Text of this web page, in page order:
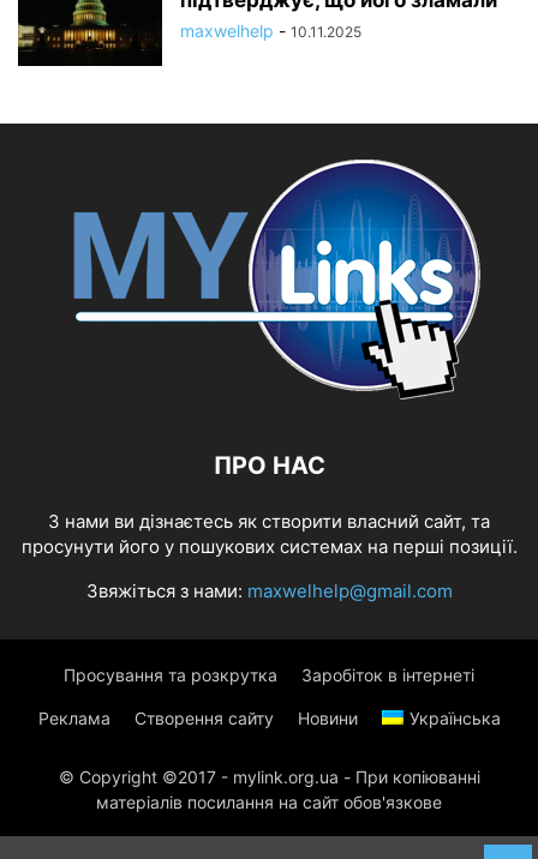
maxwelhelp - 10.11.2025
ПРО НАС
З нами ви дізнаєтесь як створити власний сайт, та
просунути його у пошукових системах на перші позиції.
Звяжіться з нами: maxwelhelp@gmail.com
Просування та розкрутка Заробіток в інтернеті
Реклама Створення сайту Новини Українська
© Copyright ©2017 - mylink.org.ua - При копіюванні
матеріалів посилання на сайт обов'язкове